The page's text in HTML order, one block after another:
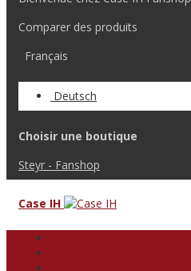
Comparer des produits
Français
Deutsch
Choisir une boutique
Steyr - Fanshop
Case IH